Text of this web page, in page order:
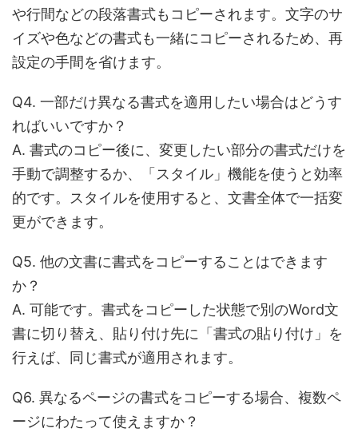
や行間などの段落書式もコピーされます。文字のサ
イズや色などの書式も一緒にコピーされるため、再
設定の手間を省けます。
Q4. 一部だけ異なる書式を適用したい場合はどうす
ればいいですか？
A. 書式のコピー後に、変更したい部分の書式だけを
手動で調整するか、「スタイル」機能を使うと効率
的です。スタイルを使用すると、文書全体で一括変
更ができます。
Q5. 他の文書に書式をコピーすることはできます
か？
A. 可能です。書式をコピーした状態で別のWord文
書に切り替え、貼り付け先に「書式の貼り付け」を
行えば、同じ書式が適用されます。
Q6. 異なるページの書式をコピーする場合、複数ペ
ージにわたって使えますか？